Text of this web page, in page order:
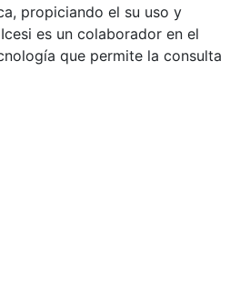
propiciando el su uso y
es un colaborador en el
que permite la consulta